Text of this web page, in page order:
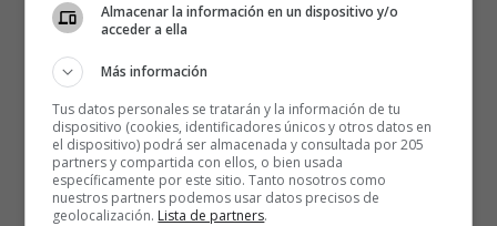
Almacenar la información en un dispositivo y/o
acceder a ella
Más información
Tus datos personales se tratarán y la información de tu
dispositivo (cookies, identificadores únicos y otros datos en
el dispositivo) podrá ser almacenada y consultada por 205
partners y compartida con ellos, o bien usada
específicamente por este sitio. Tanto nosotros como
nuestros partners podemos usar datos precisos de
geolocalización. Lista de partners.